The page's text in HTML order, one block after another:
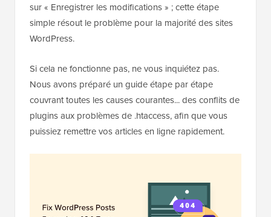
sur « Enregistrer les modifications » ; cette étape
simple résout le problème pour la majorité des sites
WordPress.
Si cela ne fonctionne pas, ne vous inquiétez pas.
Nous avons préparé un guide étape par étape
couvrant toutes les causes courantes... des conflits de
plugins aux problèmes de .htaccess, afin que vous
puissiez remettre vos articles en ligne rapidement.